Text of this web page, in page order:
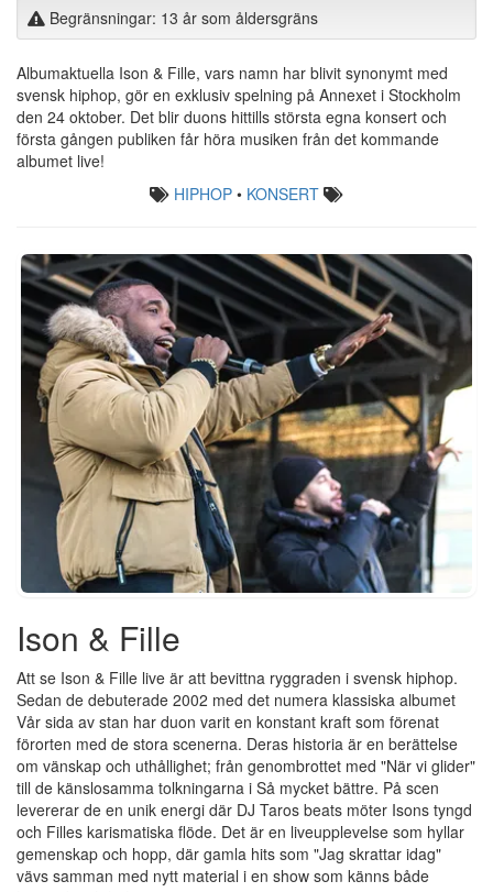
Begränsningar: 13 år som åldersgräns
Albumaktuella Ison & Fille, vars namn har blivit synonymt med
svensk hiphop, gör en exklusiv spelning på Annexet i Stockholm
den 24 oktober. Det blir duons hittills största egna konsert och
första gången publiken får höra musiken från det kommande
albumet live!
HIPHOP • KONSERT
Ison & Fille
Att se Ison & Fille live är att bevittna ryggraden i svensk hiphop.
Sedan de debuterade 2002 med det numera klassiska albumet
Vår sida av stan har duon varit en konstant kraft som förenat
förorten med de stora scenerna. Deras historia är en berättelse
om vänskap och uthållighet; från genombrottet med "När vi glider"
till de känslosamma tolkningarna i Så mycket bättre. På scen
levererar de en unik energi där DJ Taros beats möter Isons tyngd
och Filles karismatiska flöde. Det är en liveupplevelse som hyllar
gemenskap och hopp, där gamla hits som "Jag skrattar idag"
vävs samman med nytt material i en show som känns både